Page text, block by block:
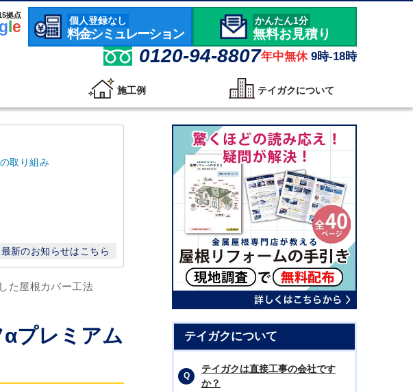
拠点
gle 個人登録なし
料金シミュレーション
かんたん1分
無料お見積り
0120-94-8807年中無休 9時-18時
施工例 テイガクについて
取り組み
最新のお知らせはこちら
た屋根カバー工法
プレミアム
テイガクについて
テイガクは直接工事の会社です
か？